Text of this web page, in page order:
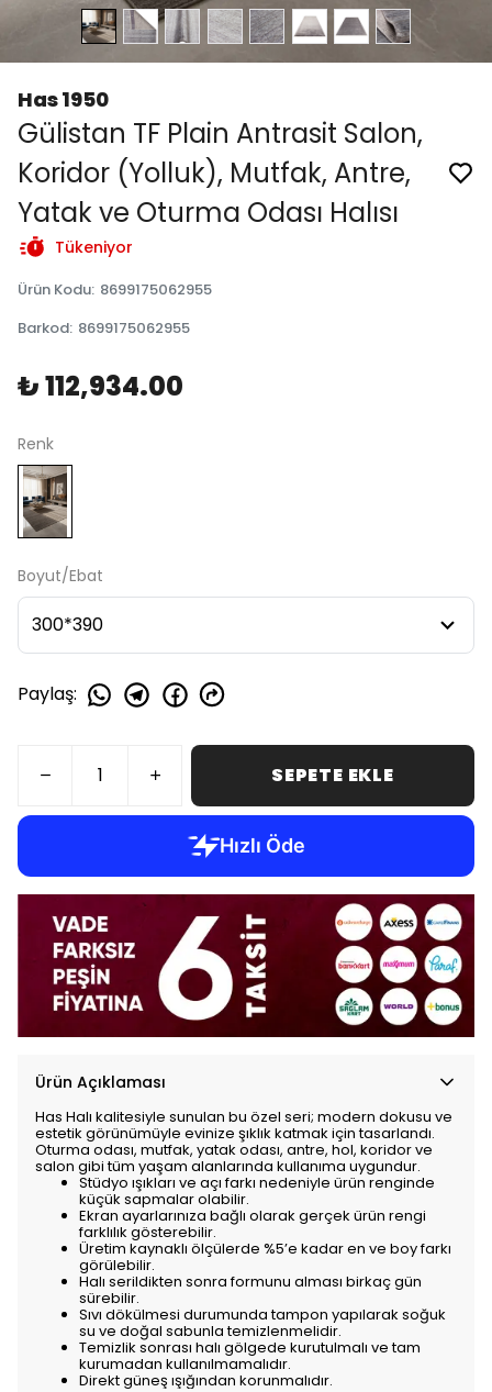
Has 1950
Gülistan TF Plain Antrasit Salon,
Koridor (Yolluk), Mutfak, Antre,
Yatak ve Oturma Odası Halısı
Tükeniyor
Ürün Kodu: 8699175062955
Barkod: 8699175062955
₺ 112,934.00
Renk
Boyut/Ebat
Paylaş:
SEPETE EKLE
Ürün Açıklaması
Has Halı kalitesiyle sunulan bu özel seri; modern dokusu ve
estetik görünümüyle evinize şıklık katmak için tasarlandı.
Oturma odası, mutfak, yatak odası, antre, hol, koridor ve
salon gibi tüm yaşam alanlarında kullanıma uygundur.
Stüdyo ışıkları ve açı farkı nedeniyle ürün renginde
küçük sapmalar olabilir.
Ekran ayarlarınıza bağlı olarak gerçek ürün rengi
farklılık gösterebilir.
Üretim kaynaklı ölçülerde %5’e kadar en ve boy farkı
görülebilir.
Halı serildikten sonra formunu alması birkaç gün
sürebilir.
Sıvı dökülmesi durumunda tampon yapılarak soğuk
su ve doğal sabunla temizlenmelidir.
Temizlik sonrası halı gölgede kurutulmalı ve tam
kurumadan kullanılmamalıdır.
Direkt güneş ışığından korunmalıdır.